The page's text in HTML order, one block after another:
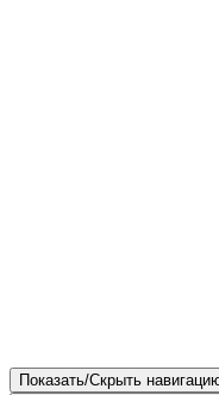
Показать/Скрыть